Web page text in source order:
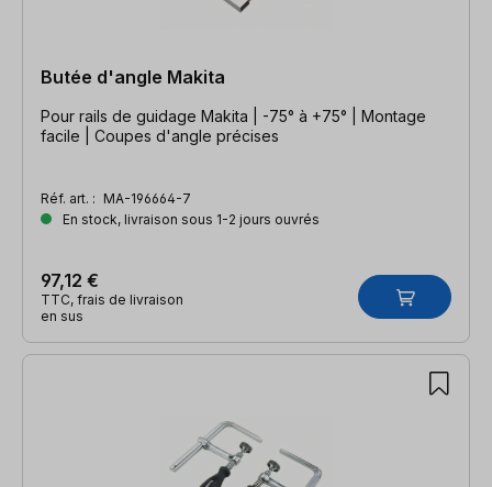
Butée d'angle Makita
Pour rails de guidage Makita | -75° à +75° | Montage
facile | Coupes d'angle précises
Réf. art. : MA-196664-7
En stock, livraison sous 1-2 jours ouvrés
97,12 €
TTC, frais de livraison
en sus